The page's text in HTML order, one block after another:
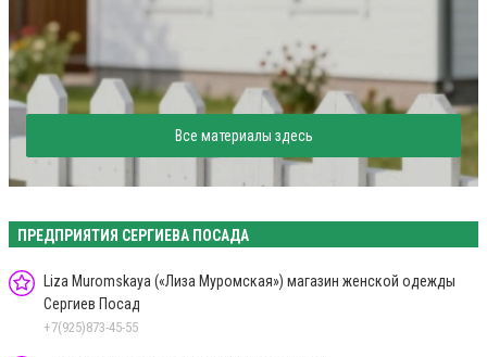
Все материалы здесь
ПРЕДПРИЯТИЯ СЕРГИЕВА ПОСАДА
Liza Muromskaya («Лиза Муромская») магазин женской одежды
Сергиев Посад
+7(925)873-45-55